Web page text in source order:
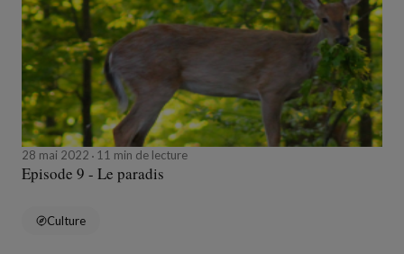
28 mai 2022 11 min de lecture
Episode 9 - Le paradis
Culture